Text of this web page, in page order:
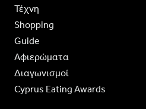
Τέχνη
Shopping
Guide
Aφιερώματα
Διαγωνισμοί
Cyprus Eating Awards